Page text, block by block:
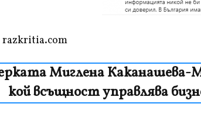
razkritia.com
Миглена Каканашева-
кой всъщност управлява